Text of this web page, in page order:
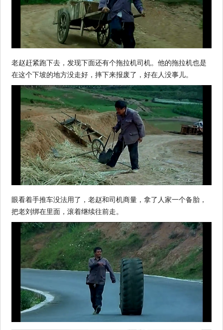
老赵赶紧跑下去，发现下面还有个拖拉机司机。他的拖拉机也是
在这个下坡的地方没走好，摔下来报废了，好在人没事儿。
眼看着手推车没法用了，老赵和司机商量，拿了人家一个备胎，
把老刘绑在里面，滚着继续往前走。